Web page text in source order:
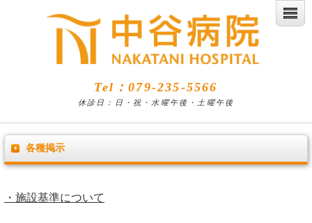
Tel：079-235-5566
休診日：日・祝・水曜午後・土曜午後
各種掲示
・施設基準について